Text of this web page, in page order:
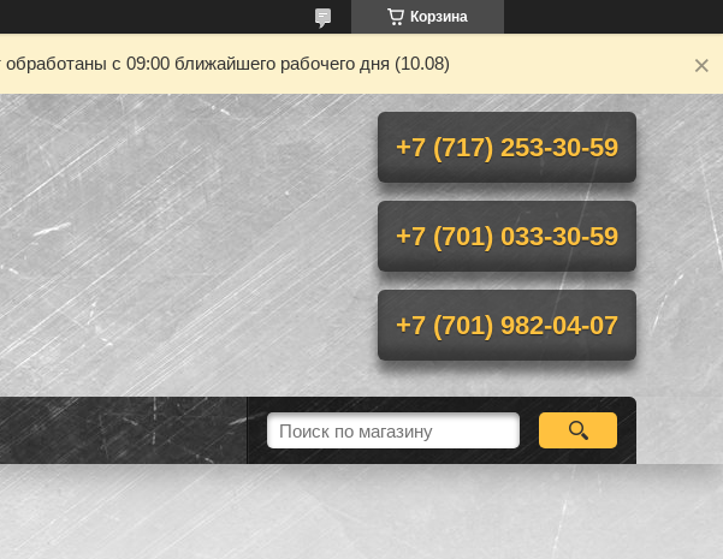
Корзина
с 09:00 ближайшего рабочего дня (10.08)
+7 (717) 253-30-59
+7 (701) 033-30-59
+7 (701) 982-04-07